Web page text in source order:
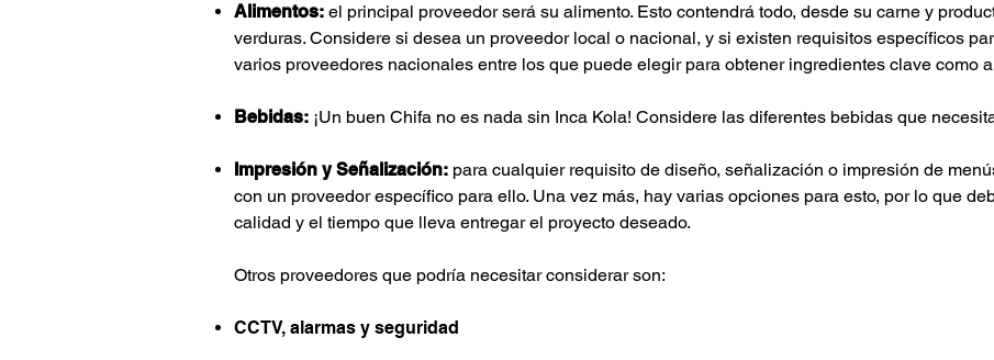
Alimentos: el principal proveedor será su alimento. Esto contendrá todo, desde su carne y
verduras. Considere si desea un proveedor local o nacional, y si existen requisitos específicos
varios proveedores nacionales entre los que puede elegir para obtener ingredientes clave como
Bebidas: ¡Un buen Chifa no es nada sin Inca Kola! Considere las diferentes bebidas que
Impresión y Señalización: para cualquier requisito de diseño, señalización o impresión de
con un proveedor específico para ello. Una vez más, hay varias opciones para esto, por lo que
calidad y el tiempo que lleva entregar el proyecto deseado.
Otros proveedores que podría necesitar considerar son:
CCTV, alarmas y seguridad